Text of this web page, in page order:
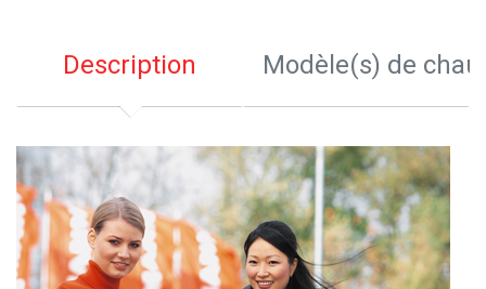
Description Modèle(s) de